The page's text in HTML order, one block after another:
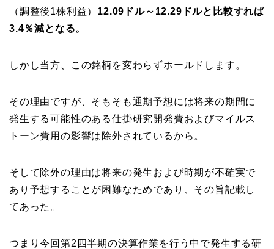
（調整後1株利益） 12.09ドル～12.29ドルと比較すれば
3.4％減となる。
しかし当方、この銘柄を変わらずホールドします。
その理由ですが、そもそも通期予想には将来の期間に
発生する可能性のある仕掛研究開発費およびマイルス
トーン費用の影響は除外されているから。
そして除外の理由は将来の発生および時期が不確実で
あり予想することが困難なためであり、その旨記載し
てあった。
つまり今回第2四半期の決算作業を行う中で発生する研